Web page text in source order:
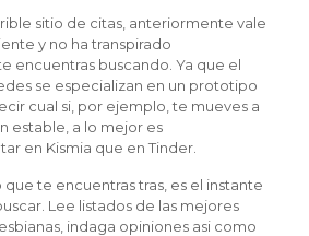
sitio de citas, anteriormente vale
y no ha transpirado
encuentras buscando. Ya que el
se especializan en un prototipo
cual si, por ejemplo, te mueves a
estable, a lo mejor es
en Kismia que en Tinder.
que te encuentras tras, es el instante
Lee listados de las mejores
indaga opiniones asi­ como